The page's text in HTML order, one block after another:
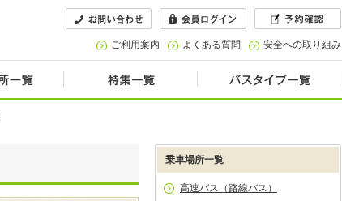
ご利用案内 よくある質問 安全への取り組み
乗車場所一覧
高速バス（路線バス）